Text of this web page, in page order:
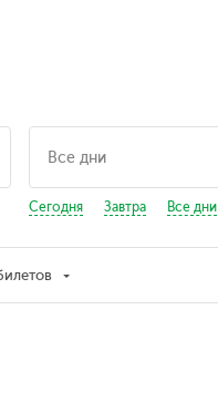
Сегодня Завтра Все дни